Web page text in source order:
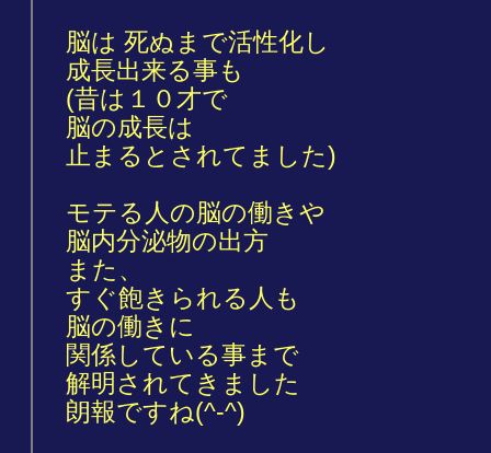
脳は 死ぬまで活性化し
成長出来る事も
(昔は１０才で
脳の成長は
止まるとされてました)
モテる人の脳の働きや
脳内分泌物の出方
また、
すぐ飽きられる人も
脳の働きに
関係している事まで
解明されてきました
朗報ですね(^-^)